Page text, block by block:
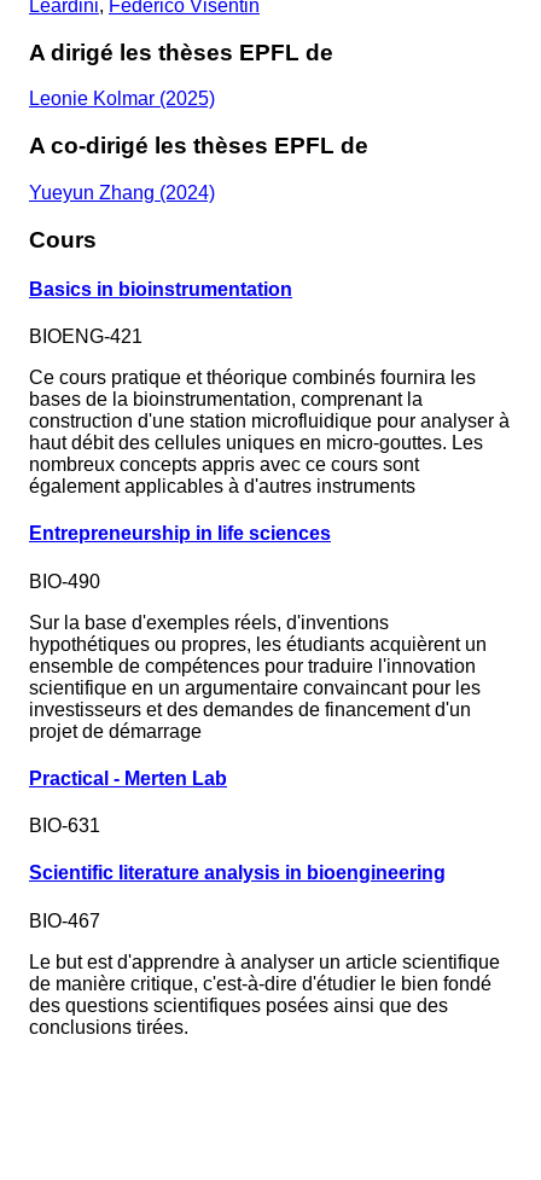
Leardini, Federico Visentin
A dirigé les thèses EPFL de
Leonie Kolmar (2025)
A co-dirigé les thèses EPFL de
Yueyun Zhang (2024)
Cours
Basics in bioinstrumentation
BIOENG-421
Ce cours pratique et théorique combinés fournira les
bases de la bioinstrumentation, comprenant la
construction d'une station microfluidique pour analyser à
haut débit des cellules uniques en micro-gouttes. Les
nombreux concepts appris avec ce cours sont
également applicables à d'autres instruments
Entrepreneurship in life sciences
BIO-490
Sur la base d'exemples réels, d'inventions
hypothétiques ou propres, les étudiants acquièrent un
ensemble de compétences pour traduire l'innovation
scientifique en un argumentaire convaincant pour les
investisseurs et des demandes de financement d'un
projet de démarrage
Practical - Merten Lab
BIO-631
Scientific literature analysis in bioengineering
BIO-467
Le but est d'apprendre à analyser un article scientifique
de manière critique, c'est-à-dire d'étudier le bien fondé
des questions scientifiques posées ainsi que des
conclusions tirées.